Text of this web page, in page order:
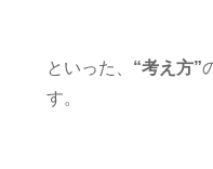
といった、 “考え方”
す。